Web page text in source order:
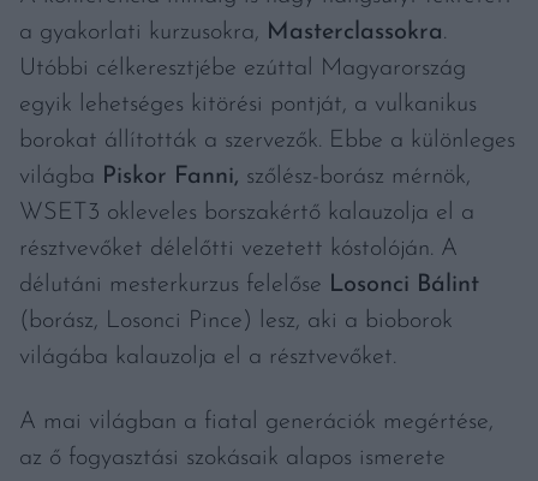
a gyakorlati kurzusokra, Masterclassokra.
Utóbbi célkeresztjébe ezúttal Magyarország
egyik lehetséges kitörési pontját, a vulkanikus
borokat állították a szervezők. Ebbe a különleges
világba Piskor Fanni, szőlész-borász mérnök,
WSET3 okleveles borszakértő kalauzolja el a
résztvevőket délelőtti vezetett kóstolóján. A
délutáni mesterkurzus felelőse Losonci Bálint
(borász, Losonci Pince) lesz, aki a bioborok
világába kalauzolja el a résztvevőket.
A mai világban a fiatal generációk megértése,
az ő fogyasztási szokásaik alapos ismerete